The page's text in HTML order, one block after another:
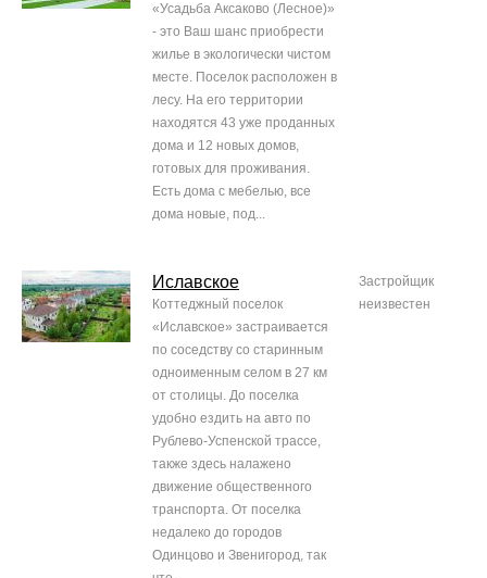
«Усадьба Аксаково (Лесное)»
- это Ваш шанс приобрести
жилье в экологически чистом
месте. Поселок расположен в
лесу. На его территории
находятся 43 уже проданных
дома и 12 новых домов,
готовых для проживания.
Есть дома с мебелью, все
дома новые, под...
Иславское
Коттеджный поселок
«Иславское» застраивается
по соседству со старинным
одноименным селом в 27 км
от столицы. До поселка
удобно ездить на авто по
Рублево-Успенской трассе,
также здесь налажено
движение общественного
транспорта. От поселка
недалеко до городов
Одинцово и Звенигород, так
Застройщик
неизвестен